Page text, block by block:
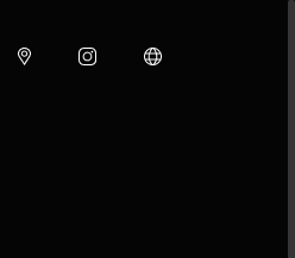
Google
Instagram Language